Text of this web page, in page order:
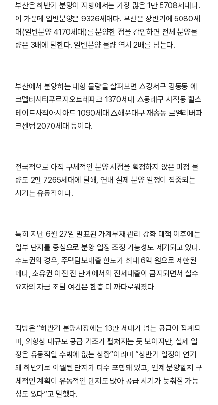
부산은 하반기 분양이 지방에서는 가장 많은 1만 5708세대다.
이 가운데 일반분양은 9326세대다. 부산은 상반기에 5080세
대(일반분양 4170세대)를 분양한 점을 감안하면 전체 분양물
량은 3배에 달한다. 일반분양 물량 역시 2배를 넘는다.
부산에서 분양하는 대형 물량을 살펴보면 △강서구 강동동 에
코델타시티푸르지오트레파크 1370세대 △동래구 사직동 힐스
테이트사직아시아드 1090세대 △해운대구 재송동 르엘리버파
크센텀 2070세대 등이다.
전국적으로 아직 구체적인 분양 시점을 확정하지 않은 미정 물
량도 2만 7265세대에 달해, 연내 실제 분양 일정이 집중되는
시기는 유동적이다.
특히 지난 6월 27일 발표된 가계부채 관리 강화 대책 이후에는
일부 단지를 중심으로 분양 일정 조정 가능성도 제기되고 있다.
수도권의 경우, 주택담보대출 한도가 최대 6억 원으로 제한된
데다, 소유권 이전 전 단계에서의 전세대출이 금지되면서 실수
요자의 자금 조달 여건은 한층 더 까다로워졌다.
직방은 “하반기 분양시장에는 13만 세대가 넘는 공급이 집계되
며, 외형상 대규모 공급 기조가 펼쳐지는 듯 보이지만, 실제 일
정은 유동적일 수밖에 없는 상황”이라며 “상반기 일정이 연기
돼 하반기로 이월된 단지가 다수 포함돼 있고, 언제 분양할지 구
체적인 계획이 유동적인 단지도 많아 공급 시기가 늦춰질 가능
성도 있다”고 말했다.